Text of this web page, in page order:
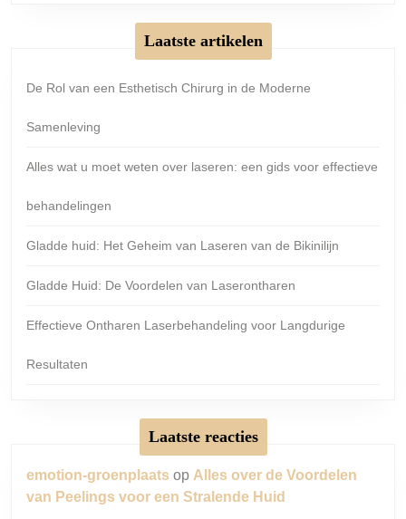
Laatste artikelen
De Rol van een Esthetisch Chirurg in de Moderne
Samenleving
Alles wat u moet weten over laseren: een gids voor effectieve
behandelingen
Gladde huid: Het Geheim van Laseren van de Bikinilijn
Gladde Huid: De Voordelen van Laserontharen
Effectieve Ontharen Laserbehandeling voor Langdurige
Resultaten
Laatste reacties
emotion-groenplaats op Alles over de Voordelen
van Peelings voor een Stralende Huid